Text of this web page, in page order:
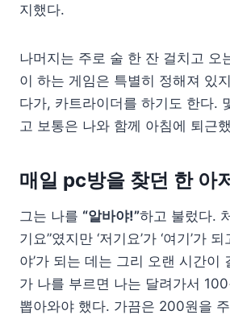
지했다.
나머지는 주로 술 한 잔 걸치고 오
이 하는 게임은 특별히 정해져 있
다가, 카트라이더를 하기도 한다.
고 보통은 나와 함께 아침에 퇴근
매일 pc방을 찾던 한 아
그는 나를 “알바야!”하고 불렀다.
기요”였지만 ‘저기요’가 ‘여기’가 되
야’가 되는 데는 그리 오랜 시간이
가 나를 부르면 나는 달려가서
뽑아와야 했다. 가끔은 200원을